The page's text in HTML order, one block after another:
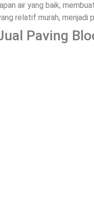
air yang baik,
relatif murah, menjadi
Paving